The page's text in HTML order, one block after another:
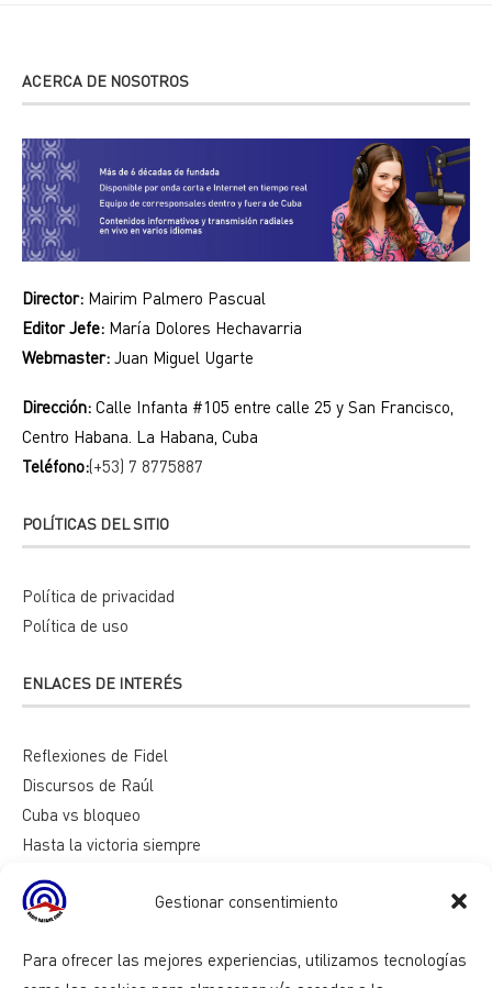
Gestionar consentimiento
Para ofrecer las mejores experiencias, utilizamos tecnologías
ACERCA DE NOSOTROS
Director: Mairim Palmero Pascual
Editor Jefe: María Dolores Hechavarria
Webmaster: Juan Miguel Ugarte
Dirección: Calle Infanta #105 entre calle 25 y San Francisco,
Centro Habana. La Habana, Cuba
Teléfono:(+53) 7 8775887
POLÍTICAS DEL SITIO
Política de privacidad
Política de uso
ENLACES DE INTERÉS
Reflexiones de Fidel
Discursos de Raúl
Cuba vs bloqueo
Hasta la victoria siempre
Razones de Cuba